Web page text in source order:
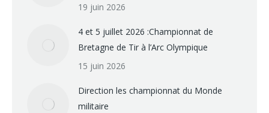
19 juin 2026
4 et 5 juillet 2026 :Championnat de
Bretagne de Tir à l’Arc Olympique
15 juin 2026
Direction les championnat du Monde
militaire